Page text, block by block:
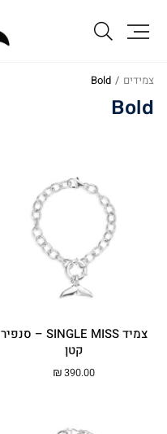
צמידים /
Bold
Bold
צמיד SINGLE MISS – סנפיר
קטן
₪390.00